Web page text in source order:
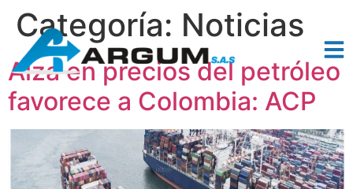
Categoría: Noticias
Alza en precios del petróleo
favorece a Colombia: ACP